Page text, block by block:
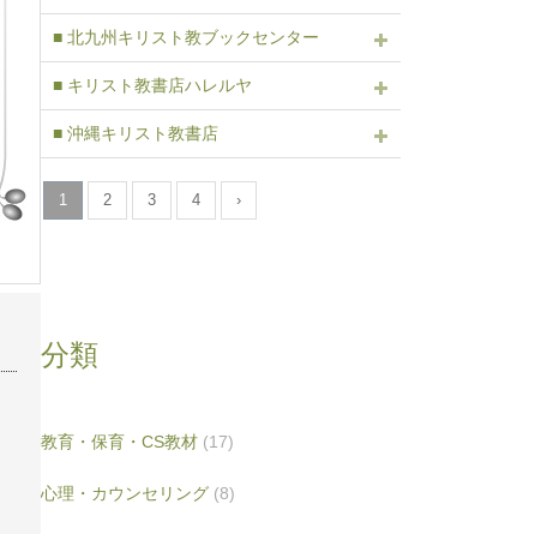
■ 北九州キリスト教ブックセンター
■ キリスト教書店ハレルヤ
■ 沖縄キリスト教書店
1 2 3 4 ›
分類
教育・保育・CS教材 (17)
心理・カウンセリング (8)